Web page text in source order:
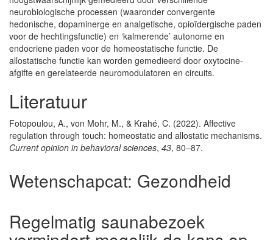
neurobiologische processen (waaronder convergente
hedonische, dopaminerge en analgetische, opioïdergische paden
voor de hechtingsfunctie) en ‘kalmerende’ autonome en
endocriene paden voor de homeostatische functie. De
allostatische functie kan worden gemedieerd door oxytocine-
afgifte en gerelateerde neuromodulatoren en circuits.
Literatuur
Fotopoulou, A., von Mohr, M., & Krahé, C. (2022). Affective
regulation through touch: homeostatic and allostatic mechanisms.
Current opinion in behavioral sciences, 43, 80–87.
Wetenschapcat: Gezondheid
Regelmatig saunabezoek